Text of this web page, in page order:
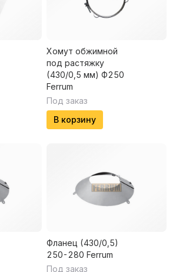
Хомут обжимной
под растяжку
(430/0,5 мм) Ф250
Ferrum
Под заказ
В корзину
Фланец (430/0,5)
250-280 Ferrum
Под заказ